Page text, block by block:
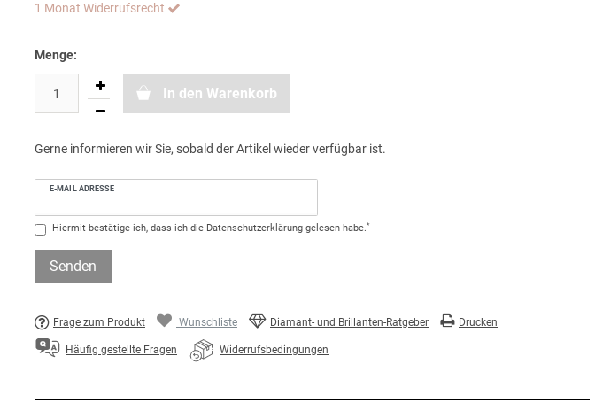
1 Monat Widerrufsrecht
Menge:
In den Warenkorb
Gerne informieren wir Sie, sobald der Artikel wieder verfügbar ist.
E-MAIL ADRESSE
Hiermit bestätige ich, dass ich die Daten­schutz­erklärung gelesen habe.*
Senden
Frage zum Produkt Wunschliste Diamant- und Brillanten-Ratgeber Drucken
Häufig gestellte Fragen Widerrufsbedingungen